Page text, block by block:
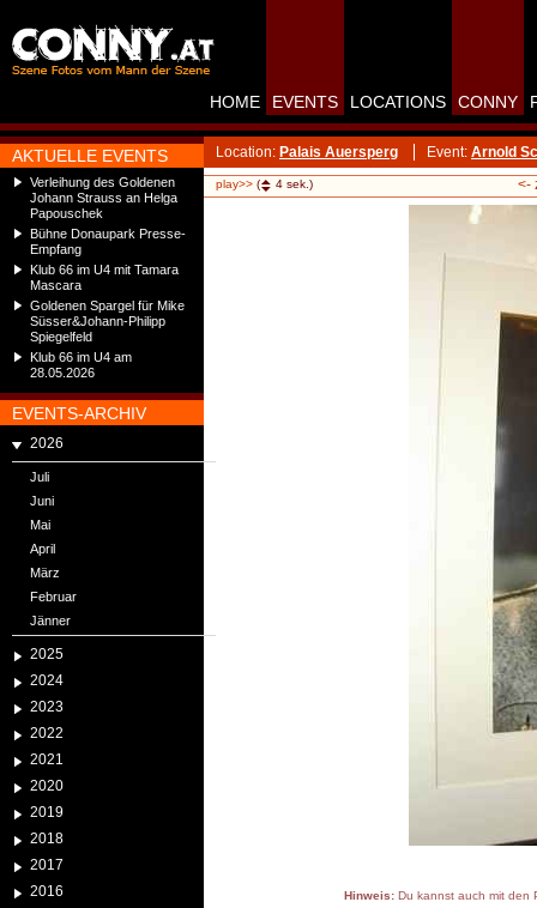
AKTUELLE EVENTS
Verleihung des Goldenen
Johann Strauss an Helga
Papouschek
Bühne Donaupark Presse-
Empfang
Klub 66 im U4 mit Tamara
Mascara
Goldenen Spargel für Mike
Süsser&Johann-Philipp
Spiegelfeld
Klub 66 im U4 am
28.05.2026
EVENTS-ARCHIV
2026
Juli
Juni
Mai
April
März
Februar
Jänner
2025
2024
2023
2022
2021
2020
2019
2018
2017
2016
HOME EVENTS LOCATIONS CONNY
Location: Palais Auersperg Event: Arnold
play>> ( 4 sek.) <-
Hinweis:Du kannst auch mit den